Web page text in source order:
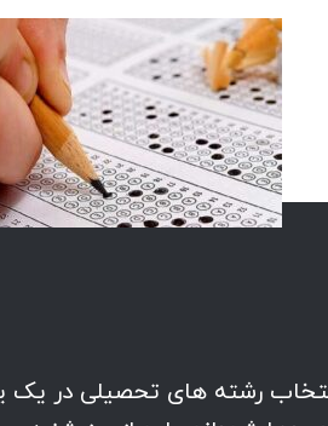
رشته های تحصیلی در یک